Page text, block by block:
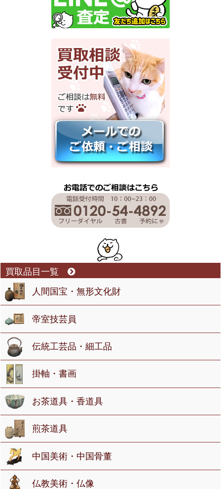
買取品目一覧
人間国宝・無形文化財
帝室技芸員
伝統工芸品・細工品
掛軸・書画
お茶道具・香道具
煎茶道具
中国美術・中国骨董
仏教美術・仏像